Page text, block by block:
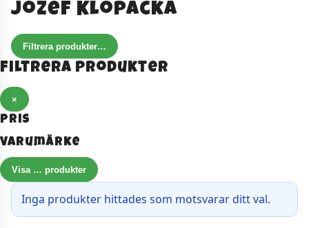
Jozef Klopacka
Filtrera produkter…
Filtrera produkter
×
Pris
Varumärke
Visa … produkter
Inga produkter hittades som motsvarar ditt val.